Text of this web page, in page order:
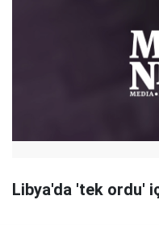
Libya'da 'tek ordu'